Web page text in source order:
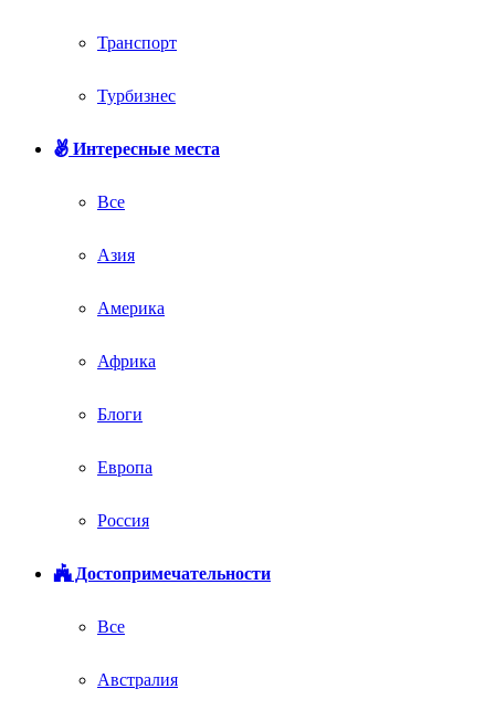
Транспорт
Турбизнес
Интересные места
Все
Азия
Америка
Африка
Блоги
Европа
Россия
Достопримечательности
Все
Австралия